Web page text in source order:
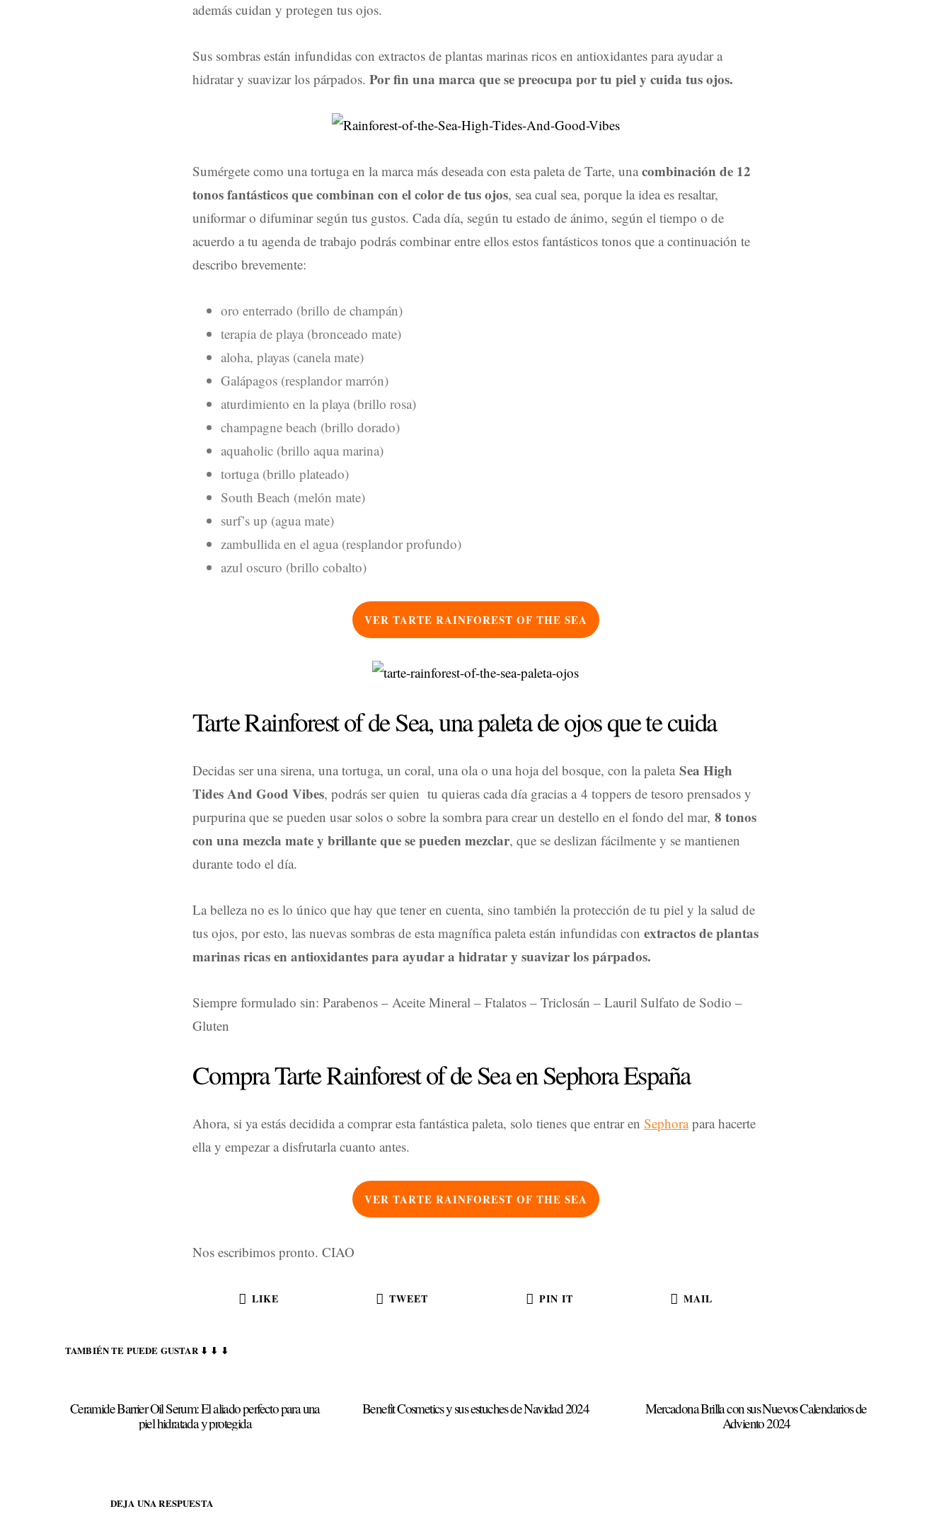
además cuidan y protegen tus ojos.
Sus sombras están infundidas con extractos de plantas marinas ricos en antioxidantes para ayudar a
hidratar y suavizar los párpados. Por fin una marca que se preocupa por tu piel y cuida tus ojos.
Sumérgete como una tortuga en la marca más deseada con esta paleta de Tarte, una combinación de 12
tonos fantásticos que combinan con el color de tus ojos, sea cual sea, porque la idea es resaltar,
uniformar o difuminar según tus gustos. Cada día, según tu estado de ánimo, según el tiempo o de
acuerdo a tu agenda de trabajo podrás combinar entre ellos estos fantásticos tonos que a continuación te
describo brevemente:
oro enterrado (brillo de champán)
terapia de playa (bronceado mate)
aloha, playas (canela mate)
Galápagos (resplandor marrón)
aturdimiento en la playa (brillo rosa)
champagne beach (brillo dorado)
aquaholic (brillo aqua marina)
tortuga (brillo plateado)
South Beach (melón mate)
surf’s up (agua mate)
zambullida en el agua (resplandor profundo)
azul oscuro (brillo cobalto)
VER TARTE RAINFOREST OF THE SEA
Tarte Rainforest of de Sea, una paleta de ojos que te cuida
Decidas ser una sirena, una tortuga, un coral, una ola o una hoja del bosque, con la paleta Sea High
Tides And Good Vibes, podrás ser quien tu quieras cada día gracias a 4 toppers de tesoro prensados y
purpurina que se pueden usar solos o sobre la sombra para crear un destello en el fondo del mar, 8 tonos
con una mezcla mate y brillante que se pueden mezclar, que se deslizan fácilmente y se mantienen
durante todo el día.
La belleza no es lo único que hay que tener en cuenta, sino también la protección de tu piel y la salud de
tus ojos, por esto, las nuevas sombras de esta magnífica paleta están infundidas con extractos de plantas
marinas ricas en antioxidantes para ayudar a hidratar y suavizar los párpados.
Siempre formulado sin: Parabenos – Aceite Mineral – Ftalatos – Triclosán – Lauril Sulfato de Sodio –
Gluten
Compra Tarte Rainforest of de Sea en Sephora España
Ahora, si ya estás decidida a comprar esta fantástica paleta, solo tienes que entrar en Sephorapara hacerte
ella y empezar a disfrutarla cuanto antes.
VER TARTE RAINFOREST OF THE SEA
Nos escribimos pronto. CIAO
LIKE TWEET PIN IT MAIL
TAMBIÉN TE PUEDE GUSTAR ⬇ ⬇ ⬇
Ceramide Barrier Oil Serum: El aliado perfecto para una
piel hidratada y protegida
Benefit Cosmetics y sus estuches de Navidad 2024
Mercadona Brilla con sus Nuevos Calendarios de
Adviento 2024
DEJA UNA RESPUESTA